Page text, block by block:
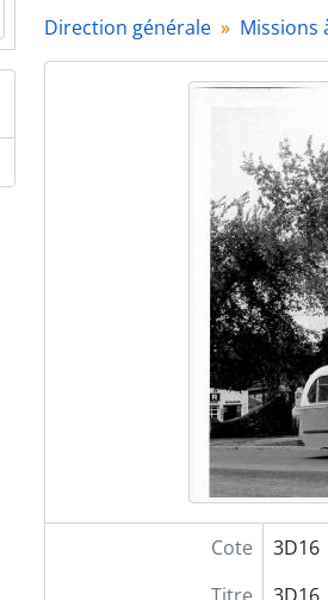
Rechercher
3D18-19 -
3D20 -
3D21-26 -
3D27 -
3D103 -
3D28 - Côte
3D29-49 -
3D50 -
3D51-57 -
3D58-63 -
3D64-65 -
3D66-88 -
3D89 - Japon,
3D90-91 -
3D92 -
3D93-94 -
3D95-96 -
3D97 - Suisse,
3D98 - Tunisie,
3D99-101 -
Direction générale Missions
Cote
3D16